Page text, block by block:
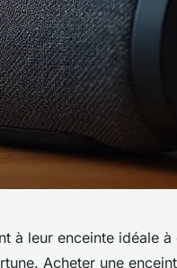
à leur enceinte idéale
Acheter une